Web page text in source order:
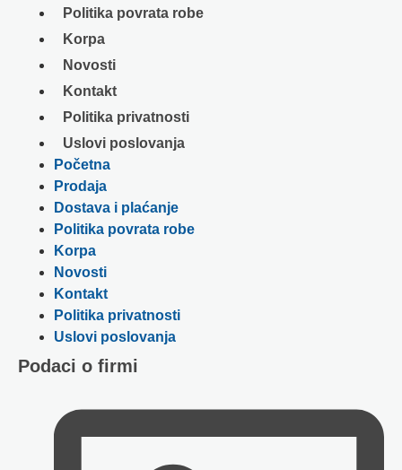
Politika povrata robe
Korpa
Novosti
Kontakt
Politika privatnosti
Uslovi poslovanja
Početna
Prodaja
Dostava i plaćanje
Politika povrata robe
Korpa
Novosti
Kontakt
Politika privatnosti
Uslovi poslovanja
Podaci o firmi